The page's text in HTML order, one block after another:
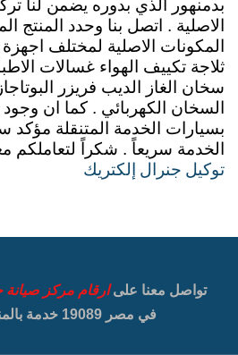
بدمنهور الذي بدوره يضمن لنا
الاصلية . اتصل بنا وحدد المنتج
المكونات الاصلية لمختلف
ثلاجة تكييف الهواء غسالات
سخان الغاز الديب فريزر
السخان الكهربائي . كما ان
بسيارات الخدمة المتنقلة
الخدمة سريعاً . شكراً لتعاملكم
توكيل جنرال إلكتريك
تواصل معنا علىارقام مركز صيانة
في مصر 19089 خدمة بالمنزل وبالضمان